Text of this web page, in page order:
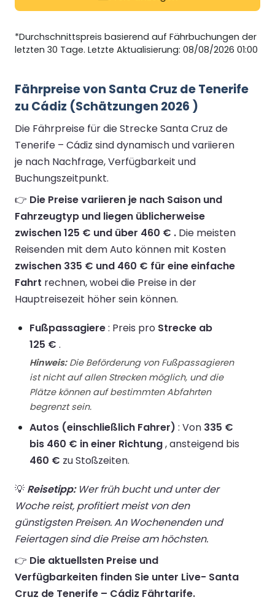
*Durchschnittspreis basierend auf Fährbuchungen der
letzten 30 Tage. Letzte Aktualisierung: 08/08/2026 01:00
Fährpreise von Santa Cruz de Tenerife
zu Cádiz (Schätzungen 2026 )
Die Fährpreise für die Strecke Santa Cruz de
Tenerife – Cádiz sind dynamisch und variieren
je nach Nachfrage, Verfügbarkeit und
Buchungszeitpunkt.
👉 Die Preise variieren je nach Saison und
Fahrzeugtyp und liegen üblicherweise
zwischen 125 € und über 460 € . Die meisten
Reisenden mit dem Auto können mit Kosten
zwischen 335 € und 460 € für eine einfache
Fahrt rechnen, wobei die Preise in der
Hauptreisezeit höher sein können.
Fußpassagiere: Preis pro Strecke ab
125 € .
Hinweis:Die Beförderung von Fußpassagieren
ist nicht auf allen Strecken möglich, und die
Plätze können auf bestimmten Abfahrten
begrenzt sein.
Autos (einschließlich Fahrer) : Von 335 €
bis 460 € in einer Richtung, ansteigend bis
460 € zu Stoßzeiten.
💡 Reisetipp:Wer früh bucht und unter der
Woche reist, profitiert meist von den
günstigsten Preisen. An Wochenenden und
Feiertagen sind die Preise am höchsten.
👉 Die aktuellsten Preise und
Verfügbarkeiten finden Sie unter Live- Santa
Cruz de Tenerife – Cádiz Fährtarife.